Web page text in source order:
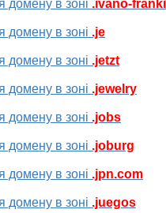
домену в зоні .ivano-
домену в зоні .je
домену в зоні .jetzt
домену в зоні .jewelry
домену в зоні .jobs
домену в зоні .joburg
домену в зоні .jpn.com
домену в зоні .juegos